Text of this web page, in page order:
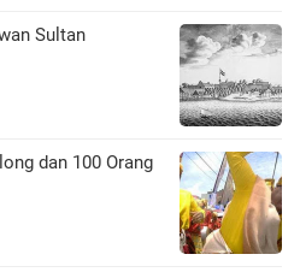
Sultan
dan 100 Orang